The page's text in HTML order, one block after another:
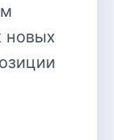
новых